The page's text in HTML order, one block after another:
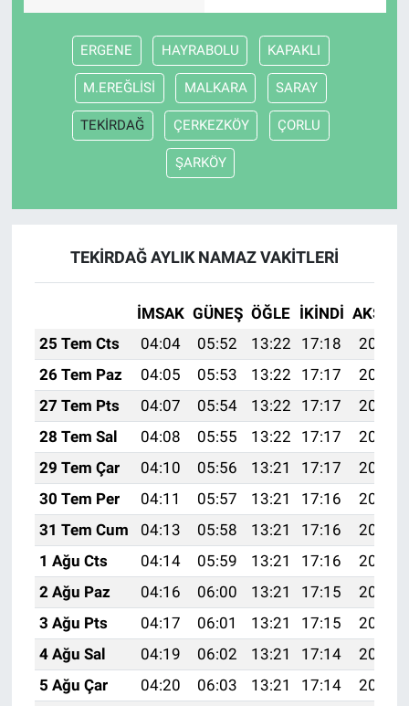
ERGENE HAYRABOLU KAPAKLI
M.EREĞLİSİ MALKARA SARAY
TEKİRDAĞ ÇERKEZKÖY ÇORLU
ŞARKÖY
TEKİRDAĞ AYLIK NAMAZ VAKITLERI
İMSAK GÜNEŞ ÖĞLE İKINDI AKŞAM
25 Tem Cts
04:04 05:52 13:22 17:18
20:41
26 Tem Paz
04:05 05:53 13:22 17:17
20:40
27 Tem Pts
04:07 05:54 13:22 17:17
20:39
28 Tem Sal
04:08 05:55 13:22 17:17
20:38
29 Tem Çar
04:10 05:56 13:21 17:17
20:37
30 Tem Per
04:11 05:57 13:21 17:16
20:36
31 Tem Cum
04:13 05:58 13:21 17:16
20:35
1 Ağu Cts
04:14 05:59 13:21 17:16
20:34
2 Ağu Paz
04:16 06:00 13:21 17:15
20:33
3 Ağu Pts
04:17 06:01 13:21 17:15
20:32
4 Ağu Sal
04:19 06:02 13:21 17:14
20:31
5 Ağu Çar
04:20 06:03 13:21 17:14
20:30
Bilim-Tek
Teknoloji
Röportaj
Yerel
Genel
Asayiş
Kültür - Sanat
Politika
Magazin
Çevre
Haberde İnsan